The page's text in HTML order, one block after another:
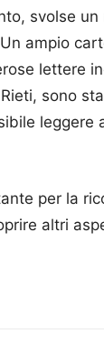
svolse
ampio
lettere
sono
per la
altri